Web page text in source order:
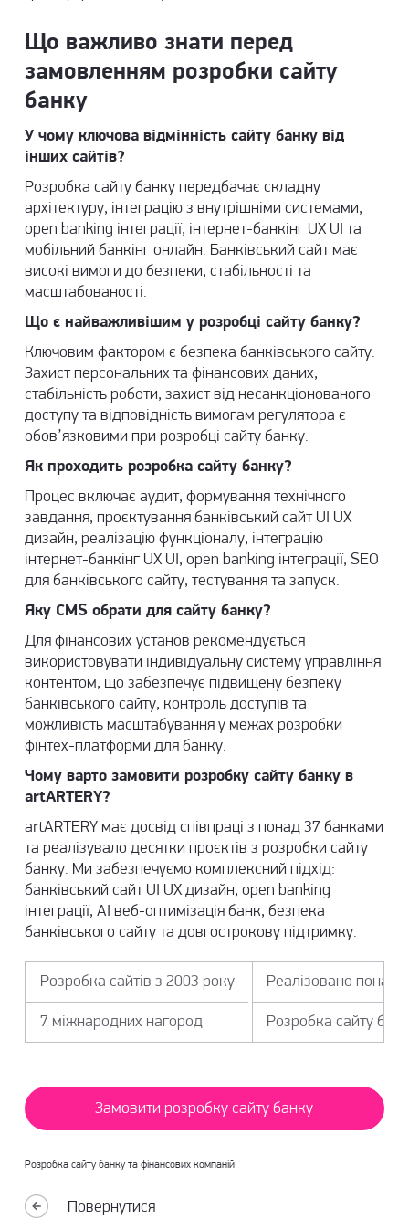
Що важливо знати перед
замовленням розробки сайту
банку
У чому ключова відмінність сайту банку від
інших сайтів?
Розробка сайту банку передбачає складну
архітектуру, інтеграцію з внутрішніми системами,
open banking інтеграції, інтернет-банкінг UX UI та
мобільний банкінг онлайн. Банківський сайт має
високі вимоги до безпеки, стабільності та
масштабованості.
Що є найважливішим у розробці сайту банку?
Ключовим фактором є безпека банківського сайту.
Захист персональних та фінансових даних,
стабільність роботи, захист від несанкціонованого
доступу та відповідність вимогам регулятора є
обов’язковими при розробці сайту банку.
Як проходить розробка сайту банку?
Процес включає аудит, формування технічного
завдання, проєктування банківський сайт UI UX
дизайн, реалізацію функціоналу, інтеграцію
інтернет-банкінг UX UI, open banking інтеграції, SEO
для банківського сайту, тестування та запуск.
Яку CMS обрати для сайту банку?
Для фінансових установ рекомендується
використовувати індивідуальну систему управління
контентом, що забезпечує підвищену безпеку
банківського сайту, контроль доступів та
можливість масштабування у межах розробки
фінтех-платформи для банку.
Чому варто замовити розробку сайту банку в
artARTERY?
artARTERY має досвід співпраці з понад 37 банками
та реалізувало десятки проєктів з розробки сайту
банку. Ми забезпечуємо комплексний підхід:
банківський сайт UI UX дизайн, open banking
інтеграції, AI веб-оптимізація банк, безпека
банківського сайту та довгострокову підтримку.
Розробка сайтів з 2003 року
7 міжнародних нагород
Реалізовано понад
Розробка сайту
Замовити розробку сайту банку
Розробка сайту банку та фінансових компаній
Повернутися